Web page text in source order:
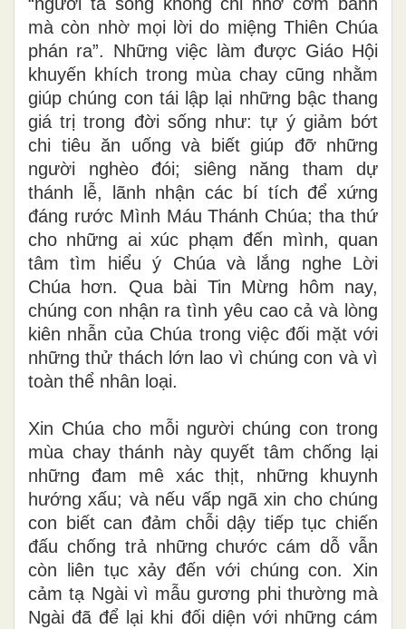
mà còn nhờ mọi lời do miệng Thiên Chúa
phán ra”. Những việc làm được Giáo Hội
khuyến khích trong mùa chay cũng nhằm
giúp chúng con tái lập lại những bậc thang
giá trị trong đời sống như: tự ý giảm bớt
chi tiêu ăn uống và biết giúp đỡ những
người nghèo đói; siêng năng tham dự
thánh lễ, lãnh nhận các bí tích để xứng
đáng rước Mình Máu Thánh Chúa; tha thứ
cho những ai xúc phạm đến mình, quan
tâm tìm hiểu ý Chúa và lắng nghe Lời
Chúa hơn. Qua bài Tin Mừng hôm nay,
chúng con nhận ra tình yêu cao cả và lòng
kiên nhẫn của Chúa trong việc đối mặt với
những thử thách lớn lao vì chúng con và vì
toàn thể nhân loại.
Xin Chúa cho mỗi người chúng con trong
mùa chay thánh này quyết tâm chống lại
những đam mê xác thịt, những khuynh
hướng xấu; và nếu vấp ngã xin cho chúng
con biết can đảm chỗi dậy tiếp tục chiến
đấu chống trả những chước cám dỗ vẫn
còn liên tục xảy đến với chúng con. Xin
cảm tạ Ngài vì mẫu gương phi thường mà
Ngài đã để lại khi đối diện với những cám